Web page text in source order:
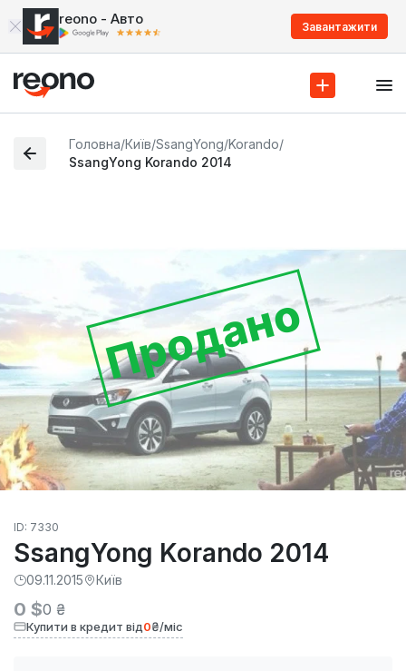
reono - Авто Завантажити
Головна/Київ/SsangYong/Korando/
SsangYong Korando 2014
Продано
ID: 7330
SsangYong Korando 2014
09.11.2015 Київ
0 $0 ₴
Купити в кредит від0₴/міс